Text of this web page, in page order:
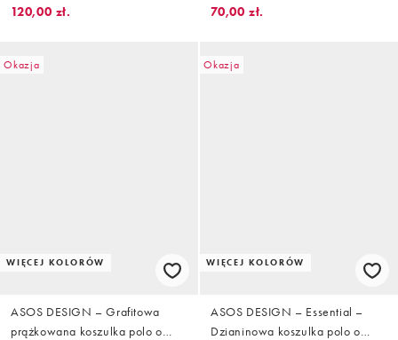
delikatnym splocie z wycięciem
120,00 zł.
podkreślającym sylwetkę z
70,00 zł.
Okazja
WIĘCEJ KOLORÓW
ASOS DESIGN – Grafitowa
prążkowana koszulka polo o
Okazja
WIĘCEJ KOLORÓW
ASOS DESIGN – Essential –
Dzianinowa koszulka polo o